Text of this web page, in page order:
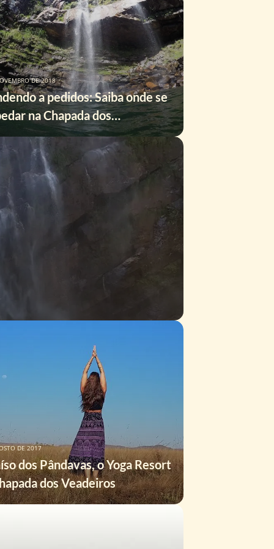
a pedidos: Saiba onde se
na Chapada dos
DE 2018
dos Pândavas, o Yoga Resort
dos Veadeiros
DE 2017